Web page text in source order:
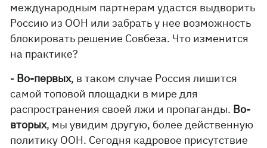
международным партнерам удастся выдворить
Россию из ООН или забрать у нее возможность
блокировать решение Совбеза. Что изменится
на практике?
- Во-первых, в таком случае Россия лишится
самой топовой площадки в мире для
распространения своей лжи и пропаганды. Во-
вторых, мы увидим другую, более действенную
политику ООН. Сегодня кадровое присутствие